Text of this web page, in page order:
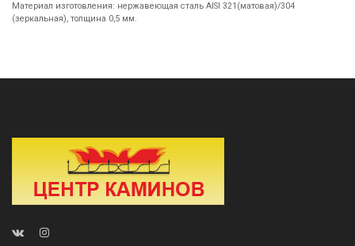
Материал изготовления: нержавеющая сталь AISI 321(матовая)/304
(зеркальная), толщина 0,5 мм.